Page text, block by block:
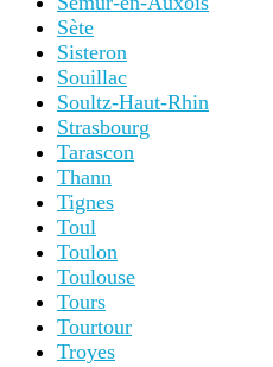
Sète
Sisteron
Souillac
Soultz-Haut-Rhin
Strasbourg
Tarascon
Thann
Tignes
Toul
Toulon
Toulouse
Tours
Tourtour
Troyes